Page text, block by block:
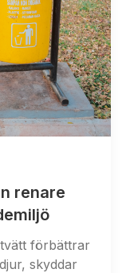
renare
förbättrar
skyddar